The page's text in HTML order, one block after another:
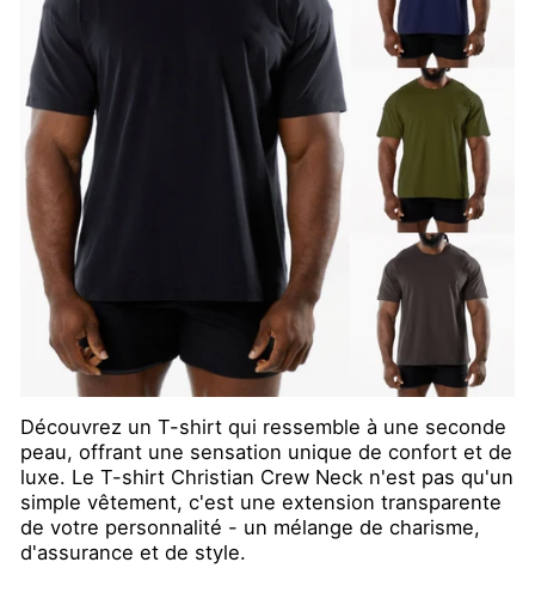
Découvrez un T-shirt qui ressemble à une seconde
peau, offrant une sensation unique de confort et de
luxe. Le T-shirt Christian Crew Neck n'est pas qu'un
simple vêtement, c'est une extension transparente
de votre personnalité - un mélange de charisme,
d'assurance et de style.